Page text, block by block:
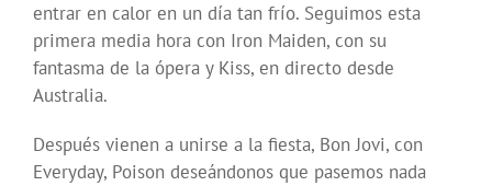
entrar en calor en un día tan frío. Seguimos esta
primera media hora con Iron Maiden, con su
fantasma de la ópera y Kiss, en directo desde
Australia.
Después vienen a unirse a la fiesta, Bon Jovi, con
Everyday, Poison deseándonos que pasemos nada